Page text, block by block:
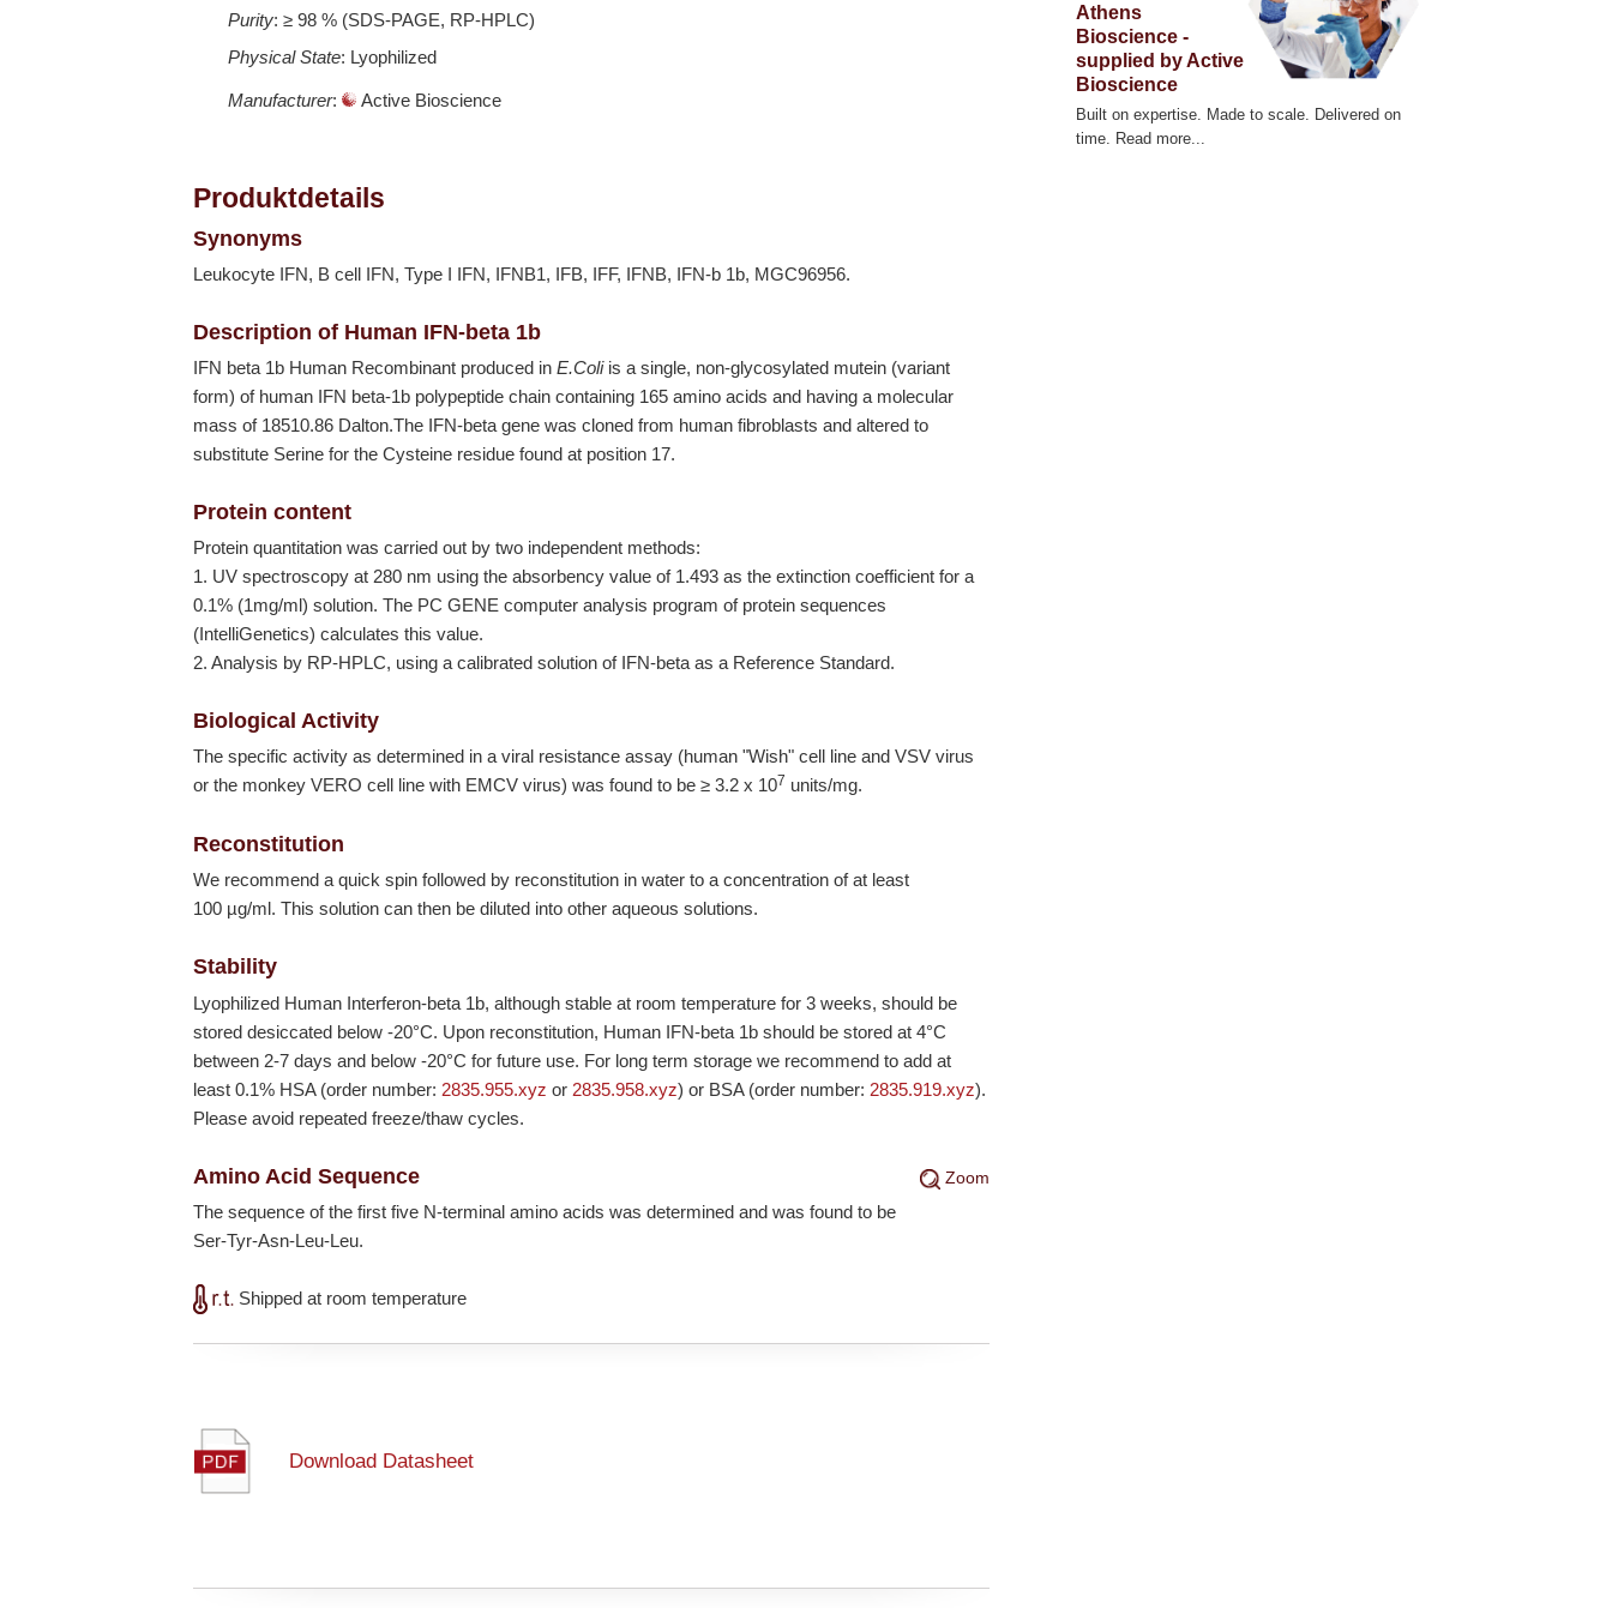
Athens
Bioscience -
supplied by Active
Bioscience
Built on expertise. Made to scale. Delivered on
time. Read more...
Purity: ≥ 98 % (SDS-PAGE, RP-HPLC)
Physical State: Lyophilized
Manufacturer: Active Bioscience
Produktdetails
Synonyms
Leukocyte IFN, B cell IFN, Type I IFN, IFNB1, IFB, IFF, IFNB, IFN-b 1b, MGC96956.
Description of Human IFN-beta 1b
IFN beta 1b Human Recombinant produced inE.Coliis a single, non-glycosylated mutein (variant
form) of human IFN beta-1b polypeptide chain containing 165 amino acids and having a molecular
mass of 18510.86 Dalton.The IFN-beta gene was cloned from human fibroblasts and altered to
substitute Serine for the Cysteine residue found at position 17.
Protein content
Protein quantitation was carried out by two independent methods:
1. UV spectroscopy at 280 nm using the absorbency value of 1.493 as the extinction coefficient for a
0.1% (1mg/ml) solution. The PC GENE computer analysis program of protein sequences
(IntelliGenetics) calculates this value.
2. Analysis by RP-HPLC, using a calibrated solution of IFN-beta as a Reference Standard.
Biological Activity
The specific activity as determined in a viral resistance assay (human "Wish" cell line and VSV virus
or the monkey VERO cell line with EMCV virus) was found to be ≥ 3.2 x 107 units/mg.
Reconstitution
We recommend a quick spin followed by reconstitution in water to a concentration of at least
100 µg/ml. This solution can then be diluted into other aqueous solutions.
Stability
Lyophilized Human Interferon-beta 1b, although stable at room temperature for 3 weeks, should be
stored desiccated below-20°C. Upon reconstitution, Human IFN-beta 1b should be stored at 4°C
between 2-7 days and below-20°C for future use. For long term storage we recommend to add at
least 0.1% HSA (order number: 2835.955.xyz or 2835.958.xyz) or BSA (order number: 2835.919.xyz).
Please avoid repeated freeze/thaw cycles.
Zoom
Amino Acid Sequence
The sequence of the first five N-terminal amino acids was determined and was found to be
Ser-Tyr-Asn-Leu-Leu.
Shipped at room temperature
Download Datasheet